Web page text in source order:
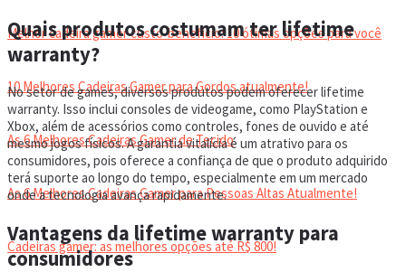
Melhor cadeira gamer custo-benefício: 10 ótimas opções para você
10 Melhores Cadeiras Gamer para Gordos atualmente!
As 6 Melhores Cadeiras Gamer de Tecido
As 6 Melhores Cadeiras Gamer para Pessoas Altas Atualmente!
Cadeiras gamer: as melhores opções até R$ 800!
Quais produtos costumam ter lifetime
warranty?
No setor de games, diversos produtos podem oferecer lifetime
warranty. Isso inclui consoles de videogame, como PlayStation e
Xbox, além de acessórios como controles, fones de ouvido e até
mesmo jogos físicos. A garantia vitalícia é um atrativo para os
consumidores, pois oferece a confiança de que o produto adquirido
terá suporte ao longo do tempo, especialmente em um mercado
onde a tecnologia avança rapidamente.
Vantagens da lifetime warranty para
consumidores